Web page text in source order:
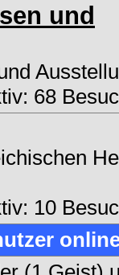
und
68
10